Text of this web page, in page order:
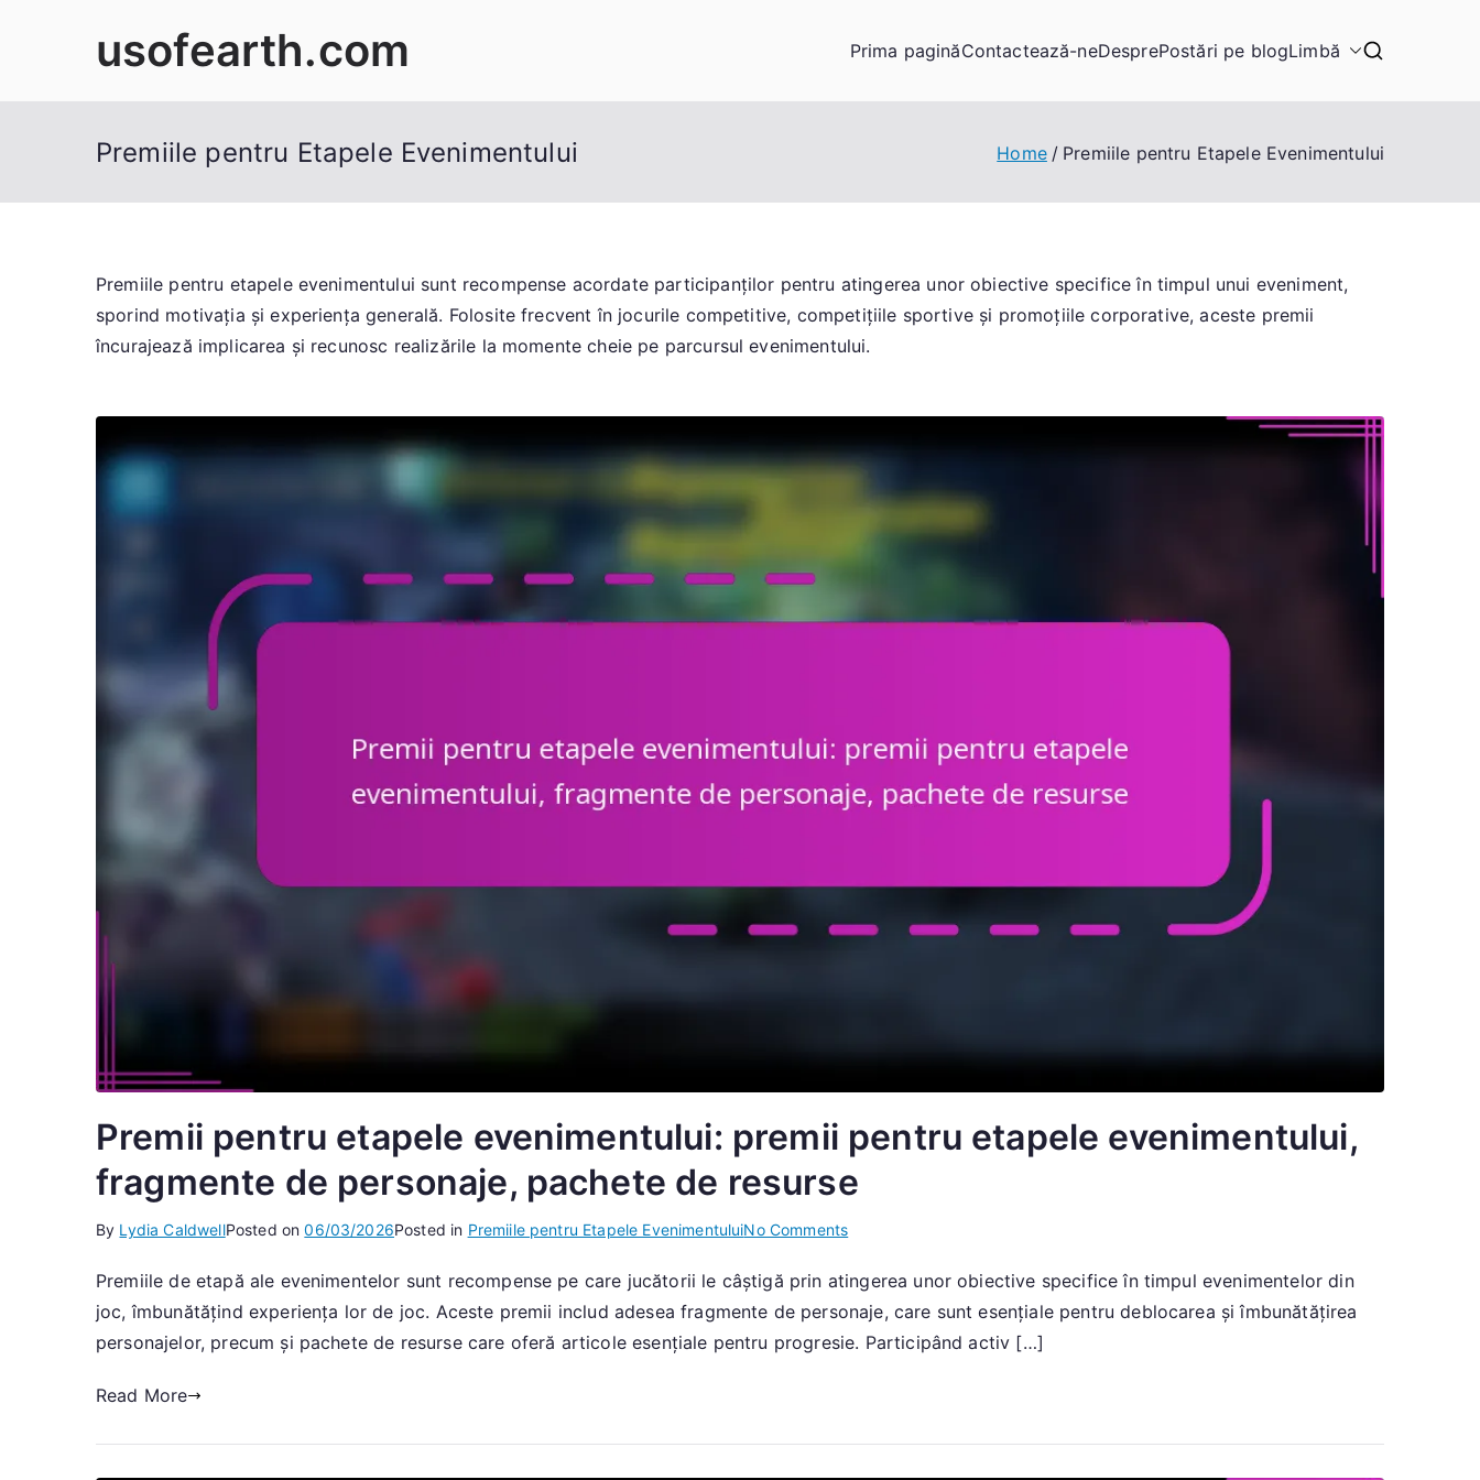
usofearth.com Prima paginăContactează-neDesprePostări pe blogLimbă
Premiile pentru Etapele Evenimentului Home Premiile pentru Etapele Evenimentului
Premiile pentru etapele evenimentului sunt recompense acordate participanților pentru atingerea unor obiective specifice în timpul unui eveniment,
sporind motivația și experiența generală. Folosite frecvent în jocurile competitive, competițiile sportive și promoțiile corporative, aceste premii
încurajează implicarea și recunosc realizările la momente cheie pe parcursul evenimentului.
Premii pentru etapele evenimentului: premii pentru etapele evenimentului,
fragmente de personaje, pachete de resurse
By Lydia CaldwellPosted on06/03/2026Posted in Premiile pentru Etapele EvenimentuluiNo Commentson
pentru
etapele
evenimentului:
evenimentului,
Premiile de etapă ale evenimentelor sunt recompense pe care jucătorii le câștigă prin atingerea unor obiective specifice în timpul evenimentelor din
joc, îmbunătățind experiența lor de joc. Aceste premii includ adesea fragmente de personaje, care sunt esențiale pentru deblocarea și îmbunătățirea
personajelor, precum și pachete de resurse care oferă articole esențiale pentru progresie. Participând activ […]
Read More